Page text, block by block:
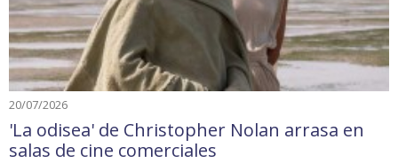
20/07/2026
'La odisea' de Christopher Nolan arrasa en
salas de cine comerciales